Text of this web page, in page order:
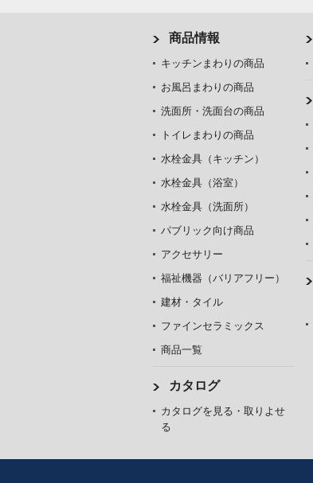
商品情報
キッチンまわりの商品
お風呂まわりの商品
洗面所・洗面台の商品
トイレまわりの商品
水栓金具（キッチン）
水栓金具（浴室）
水栓金具（洗面所）
パブリック向け商品
アクセサリー
福祉機器（バリアフリー）
建材・タイル
ファインセラミックス
商品一覧
カタログ
カタログを見る・取りよせ
る